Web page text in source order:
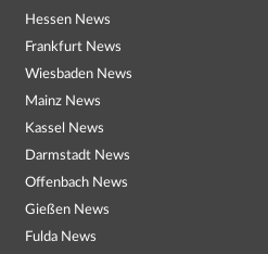
Hessen News
Frankfurt News
Wiesbaden News
Mainz News
Kassel News
Darmstadt News
Offenbach News
Gießen News
Fulda News